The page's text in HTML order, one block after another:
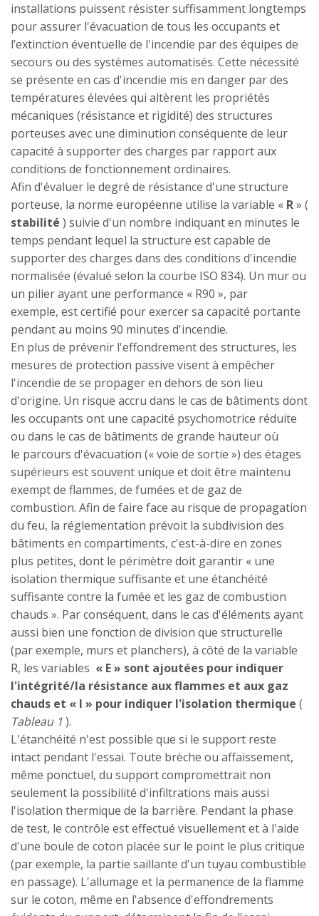
installations puissent résister suffisamment longtemps
pour assurer l'évacuation de tous les occupants et
l’extinction éventuelle de l'incendie par des équipes de
secours ou des systèmes automatisés. Cette nécessité
se présente en cas d'incendie mis en danger par des
températures élevées qui altèrent les propriétés
mécaniques (résistance et rigidité) des structures
porteuses avec une diminution conséquente de leur
capacité à supporter des charges par rapport aux
conditions de fonctionnement ordinaires.
Afin d'évaluer le degré de résistance d'une structure
porteuse, la norme européenne utilise la variable « R» (
stabilité ) suivie d'un nombre indiquant en minutes le
temps pendant lequel la structure est capable de
supporter des charges dans des conditions d'incendie
normalisée (évalué selon la courbe ISO 834). Un mur ou
un pilier ayant une performance « R90 », par
exemple, est certifié pour exercer sa capacité portante
pendant au moins 90 minutes d'incendie.
En plus de prévenir l'effondrement des structures, les
mesures de protection passive visent à empêcher
l'incendie de se propager en dehors de son lieu
d'origine. Un risque accru dans le cas de bâtiments dont
les occupants ont une capacité psychomotrice réduite
ou dans le cas de bâtiments de grande hauteur où
le parcours d'évacuation (« voie de sortie ») des étages
supérieurs est souvent unique et doit être maintenu
exempt de flammes, de fumées et de gaz de
combustion. Afin de faire face au risque de propagation
du feu, la réglementation prévoit la subdivision des
bâtiments en compartiments, c'est-à-dire en zones
plus petites, dont le périmètre doit garantir « une
isolation thermique suffisante et une étanchéité
suffisante contre la fumée et les gaz de combustion
chauds ». Par conséquent, dans le cas d'éléments ayant
aussi bien une fonction de division que structurelle
(par exemple, murs et planchers), à côté de la variable
R, les variables « E » sont ajoutées pour indiquer
l'intégrité/la résistance aux flammes et aux gaz
chauds et « I » pour indiquer l'isolation thermique (
Tableau 1).
L'étanchéité n'est possible que si le support reste
intact pendant l'essai. Toute brèche ou affaissement,
même ponctuel, du support compromettrait non
seulement la possibilité d'infiltrations mais aussi
l'isolation thermique de la barrière. Pendant la phase
de test, le contrôle est effectué visuellement et à l'aide
d'une boule de coton placée sur le point le plus critique
(par exemple, la partie saillante d'un tuyau combustible
en passage). L'allumage et la permanence de la flamme
sur le coton, même en l'absence d'effondrements